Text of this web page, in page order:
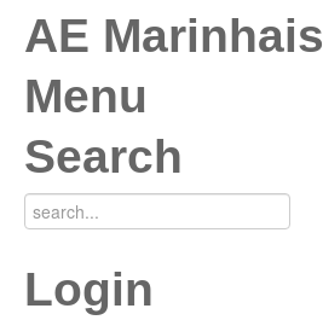
AE Marinhais
Menu
Search
Login